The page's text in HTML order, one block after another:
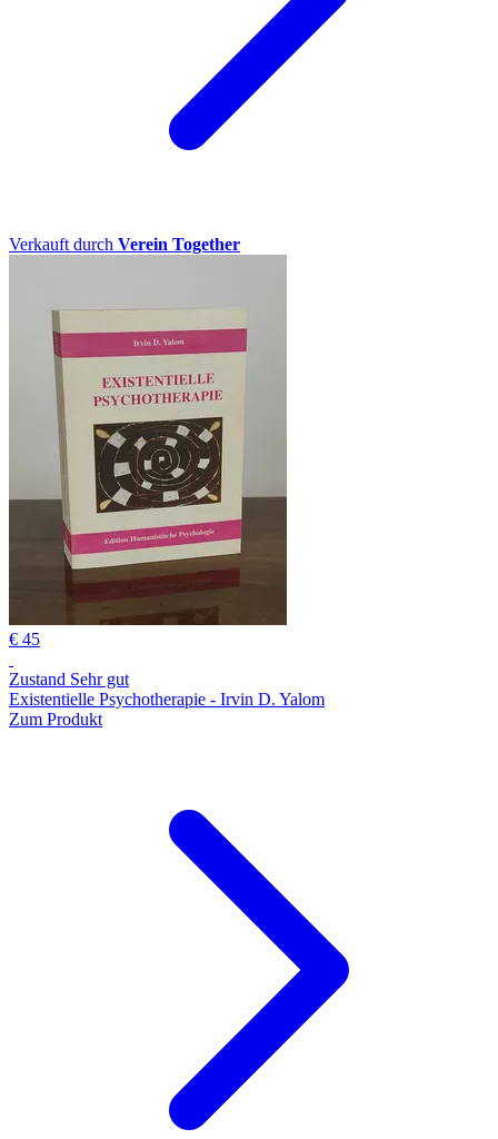
Verkauft durch Verein Together
€ 45
Zustand Sehr gut
Existentielle Psychotherapie - Irvin D. Yalom
Zum Produkt